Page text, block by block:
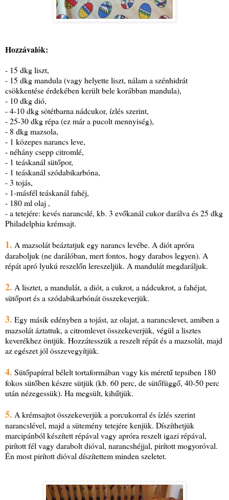
Hozzávalók:
- 15 dkg liszt,
- 15 dkg mandula (vagy helyette liszt, nálam a szénhidrát
csökkentése érdekében került bele korábban mandula),
- 10 dkg dió,
- 4-10 dkg sötétbarna nádcukor, ízlés szerint,
- 25-30 dkg répa (ez már a pucolt mennyiség),
- 8 dkg mazsola,
- 1 közepes narancs leve,
- néhány csepp citromlé,
- 1 teáskanál sütőpor,
- 1 teáskanál szódabikarbóna,
- 3 tojás,
- 1-másfél teáskanál fahéj,
- 180 ml olaj ,
- a tetejére: kevés narancslé, kb. 3 evőkanál cukor darálva és 25 dkg
Philadelphia krémsajt.
1. A mazsolát beáztatjuk egy narancs levébe. A diót apróra
daraboljuk (ne darálóban, mert fontos, hogy darabos legyen). A
répát apró lyukú reszelőn lereszeljük. A mandulát megdaráljuk.
2. A lisztet, a mandulát, a diót, a cukrot, a nádcukrot, a fahéjat,
sütőport és a szódabikarbónát összekeverjük.
3. Egy másik edényben a tojást, az olajat, a narancslevet, amiben a
mazsolát áztattuk, a citromlevet összekeverjük, végül a lisztes
keverékhez öntjük. Hozzátesszük a reszelt répát és a mazsolát, majd
az egészet jól összevegyítjük.
4. Sütőpapírral bélelt tortaformában vagy kis méretű tepsiben 180
fokos sütőben készre sütjük (kb. 60 perc, de sütőfüggő, 40-50 perc
után nézegessük). Ha megsült, kihűtjük.
5. A krémsajtot összekeverjük a porcukorral és ízlés szerint
narancslével, majd a sütemény tetejére kenjük. Díszíthetjük
marcipánból készített répával vagy apróra reszelt igazi répával,
pirított fél vagy darabolt dióval, narancshéjjal, pirított mogyoróval.
Én most pirított dióval díszítettem minden szeletet.